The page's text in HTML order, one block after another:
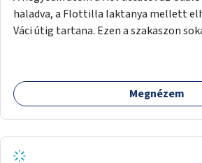
balesetveszélyes.
haladva, a Flottilla laktanya mellett
Váci útig tartana. Ezen a szakaszon
látogatják, de sokan csak a séta
kedvéért járnak erre. Rossz időben ez a
Megnézem